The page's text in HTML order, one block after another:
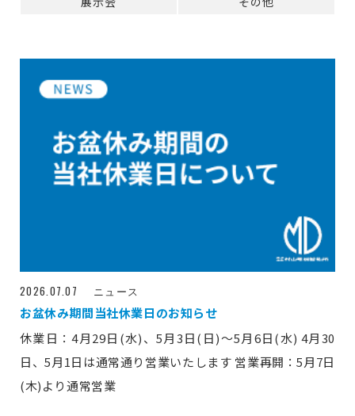
2026.07.07 ニュース
お盆休み期間当社休業日のお知らせ
休業日：4月29日(水)、5月3日(日)～5月6日(水) 4月30
日、5月1日は通常通り営業いたします 営業再開：5月7日
(木)より通常営業